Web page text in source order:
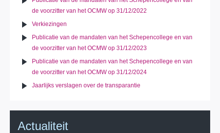
de voorzitter van het OCMW op 31/12/2022
Verkiezingen
Publicatie van de mandaten van het Schepencollege en van
de voorzitter van het OCMW op 31/12/2023
Publicatie van de mandaten van het Schepencollege en van
de voorzitter van het OCMW op 31/12/2024
Jaarlijks verslagen over de transparantie
Actualiteit